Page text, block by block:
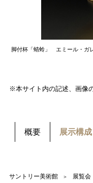
サントリー美術館
展覧会
脚付杯「蜻蛉」 エミール・
※本サイト内の記述、画像
概要 展示構成